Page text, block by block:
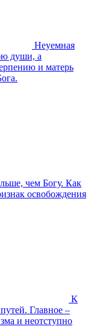
Неуемная
души, а
и матерь
чем Богу. Как
освобождения
К
Главное –
и неотступно